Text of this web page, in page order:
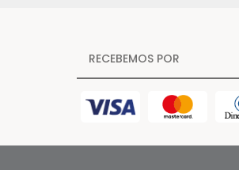
RECEBEMOS POR